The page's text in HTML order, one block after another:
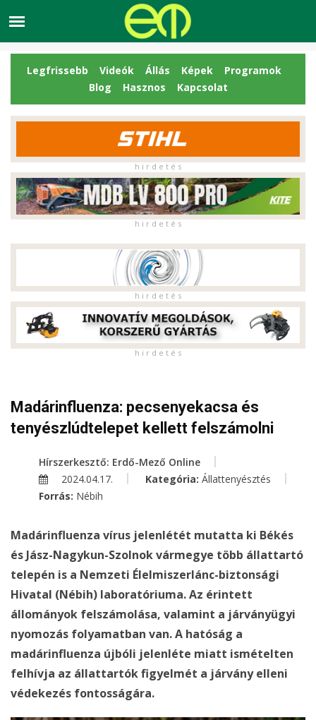
Legfrissebb Videók Állás Képek
Programok
Blog
Hasznos Kapcsolat
h i r d e t é s
h i r d e t é s
h i r d e t é s
h i r d e t é s
Madárinfluenza: pecsenyekacsa és
tenyészlúdtelepet kellett felszámolni
Hírszerkesztő: Erdő-Mező Online
2024.04.17.
Kategória: Állattenyésztés
Forrás: Nébih
Madárinfluenza vírus jelenlétét mutatta ki Békés
és Jász-Nagykun-Szolnok vármegye több állattartó
telepén is a Nemzeti Élelmiszerlánc-biztonsági
Hivatal (Nébih) laboratóriuma. Az érintett
állományok felszámolása, valamint a járványügyi
nyomozás folyamatban van. A hatóság a
madárinfluenza újbóli jelenléte miatt ismételten
felhívja az állattartók figyelmét a járvány elleni
védekezés fontosságára.